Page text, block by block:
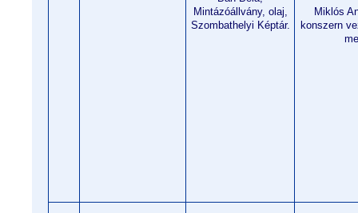
Mintázóállvány, olaj,
Szombathelyi Képtár.
Miklós
konszern